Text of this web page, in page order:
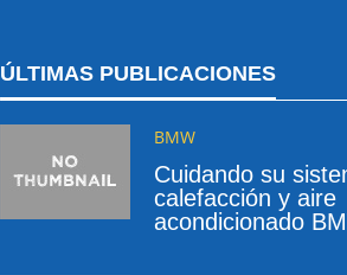
ÚLTIMAS PUBLICACIONES
BMW
Cuidando su
calefacción y aire
acondicionado